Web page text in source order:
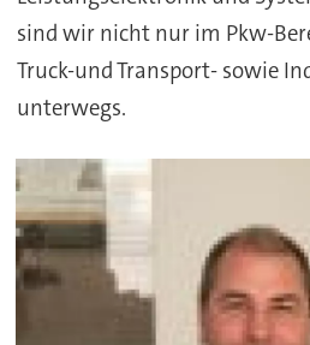
sind wir nicht nur im Pkw-
Truck-und Transport- sowie
unterwegs.